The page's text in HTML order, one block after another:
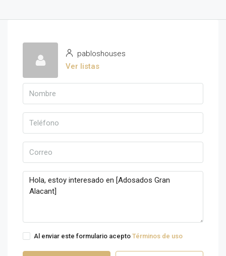
pabloshouses
Ver listas
Al enviar este formulario acepto Términos de uso